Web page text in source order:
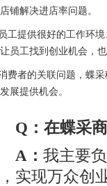
铺解决进店率问题。
提供很好的工作环境
员工找到创业机会，
者的关联问题，蝶采
展提供机会。
Q：在蝶采
A： 我主要
实现万众创